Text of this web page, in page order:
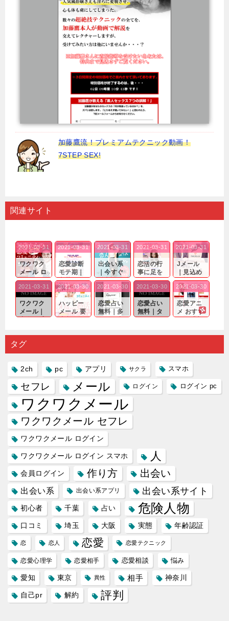
加藤鷹流！プレミアムテクニック動画！
7STEP SEX!
関連サイト
ワクワク
メール ロ
グイン pc
｜心の底
から真
剣...
2021-03-31
恋愛診断
モテ期｜
老若男女
問わ
ず…。
2021-03-31
出会い系
｜今すぐ
仲良くな
れる相手
探しをし
たいと...
2021-03-31
恋活の行
事に足を
運んでも
出会いの
チャンス
が訪れ...
2021-03-31
Jメール
｜見込め
る効果が
確実なも
のであっ
ても…...
2021-03-31
ワクワク
メール｜
り会った
人に軽...
2021-03-31
ハッピー
メール 要
するので
2021-03-30
恋愛占い
無料｜多
プリの内
2021-03-30
恋愛占い
無料｜タ
る人に恋
2021-03-30
恋愛アニ
メ おすす
雑で素人
2021-03-30
タグ
2ch pc アプリ サクラ スマホ
セフレ メール ログイン ログイン pc
ワクワクメール
ワクワクメール セフレ
ワクワクメール ログイン
ワクワクメール ログイン スマホ 人
会員ログイン 作り方 出会い
出会い系 出会い系アプリ 出会い系サイト
初心者 千葉 占い 危険人物
口コミ 埼玉 大阪 実態 年齢認証
恋 恋人 恋愛 恋愛テクニック
恋愛心理学 恋愛相手 恋愛相談 悩み
愛知 東京 異性 相手 神奈川
自己pr 解約 評判